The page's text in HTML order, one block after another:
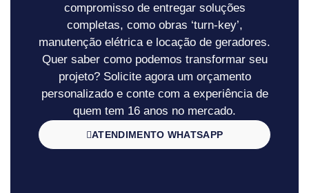
compromisso de entregar soluções
completas, como obras ‘turn-key’,
manutenção elétrica e locação de geradores.
Quer saber como podemos transformar seu
projeto? Solicite agora um orçamento
personalizado e conte com a experiência de
quem tem 16 anos no mercado.
ATENDIMENTO WHATSAPP